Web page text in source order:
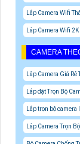
Lắp Camera Wifi
Lắp Camera Wifi 2K
CAMERA
Lắp Camera Giá
Lắp đặt Trọn Bộ
Lắp trọn bộ
Lắp Camera Trọn